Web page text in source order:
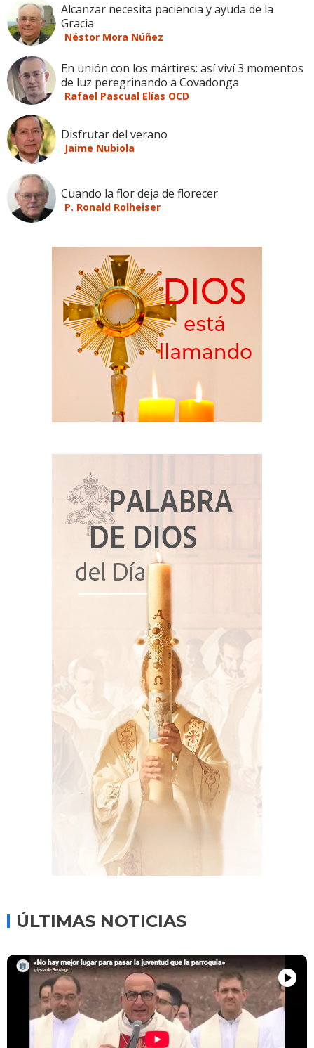
Alcanzar necesita paciencia y ayuda de la
Gracia
Néstor Mora Núñez
En unión con los mártires: así viví 3 momentos
de luz peregrinando a Covadonga
Rafael Pascual Elías OCD
Disfrutar del verano
Jaime Nubiola
Cuando la flor deja de florecer
P. Ronald Rolheiser
ÚLTIMAS NOTICIAS